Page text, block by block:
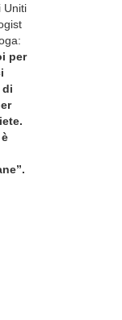
Uniti
per
di